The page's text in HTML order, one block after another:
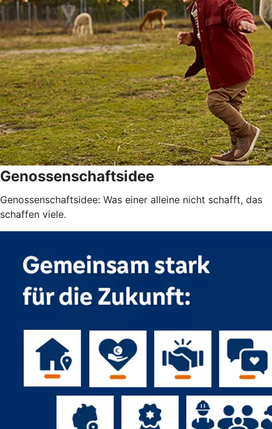
Genossenschaftsidee
Genossenschaftsidee: Was einer alleine nicht schafft, das
schaffen viele.